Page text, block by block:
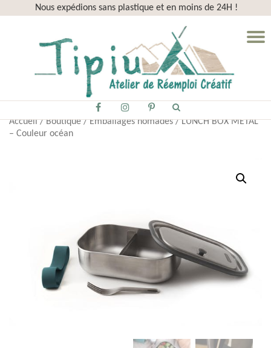
Nous expédions sans plastique et en moins de 24H !
fa-
facebook
fa-
instagram
fa-
pinterest-
Accueil/Boutique/Emballages nomades/ LUNCH BOX METAL
– Couleur océan